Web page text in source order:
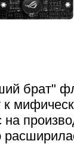
брат"